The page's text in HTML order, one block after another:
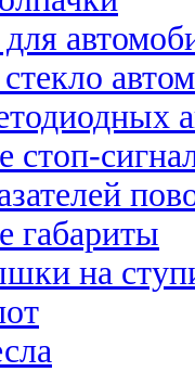
стоп-
габариты
на